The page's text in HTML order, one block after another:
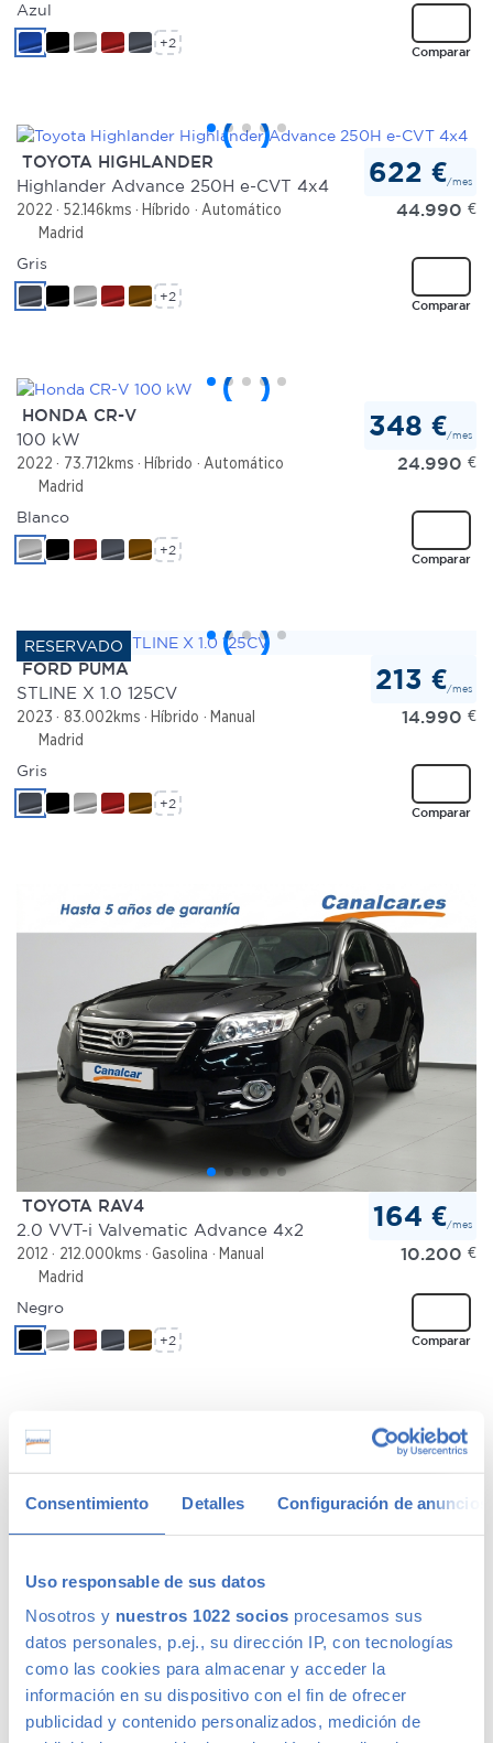
Consentimiento Detalles Configuración de anuncios
Uso responsable de sus datos
Nosotros y nuestros 1022 socios procesamos sus
datos personales, p.ej., su dirección IP, con tecnologías
como las cookies para almacenar y acceder la
información en su dispositivo con el fin de ofrecer
publicidad y contenido personalizados, medición de
Comparar
Azul
+2
TOYOTA HIGHLANDER
Highlander Advance 250H e-CVT 4x4
2022 52.146kms Híbrido
Automático
Madrid
622 €/mes
44.990 €
Comparar
Gris
+2
HONDA CR-V
100 kW
2022 73.712kms Híbrido
Automático
Madrid
348 €/mes
24.990 €
Comparar
Blanco
+2
FORD PUMA
STLINE X 1.0 125CV
2023 83.002kms Híbrido
Manual
Madrid
213 €/mes
14.990 €
Comparar
Gris
+2
TOYOTA RAV4
2.0 VVT-i Valvematic Advance 4x2
2012 212.000kms Gasolina
Manual
Madrid
164 €/mes
10.200 €
Comparar
Negro
+2
MAZDA MAZDA3
2009 199.489kms Diésel
Manual
Madrid
91 €
5290
JEEP RENEGADE